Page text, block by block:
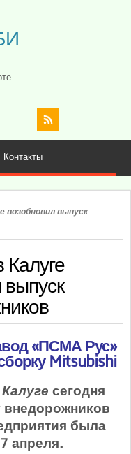
Контакты
возобновил выпуск
«ПСМА Рус»
Mitsubishi
Калуге сегодня
внедорожников
была
апреля.